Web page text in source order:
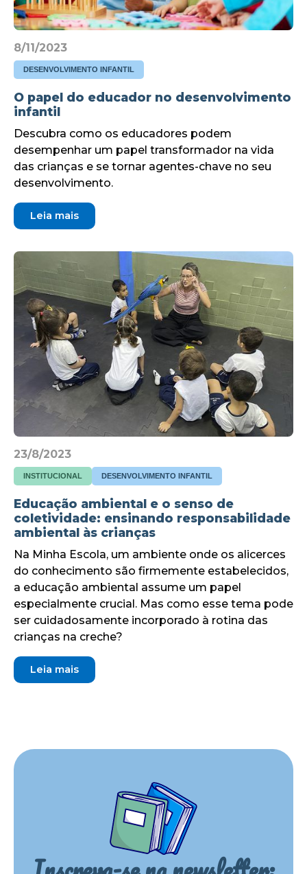
8/11/2023
DESENVOLVIMENTO INFANTIL
O papel do educador no desenvolvimento
infantil
Descubra como os educadores podem
desempenhar um papel transformador na vida
das crianças e se tornar agentes-chave no seu
desenvolvimento.
Leia mais
23/8/2023
INSTITUCIONAL DESENVOLVIMENTO INFANTIL
Educação ambiental e o senso de
coletividade: ensinando responsabilidade
ambiental às crianças
Na Minha Escola, um ambiente onde os alicerces
do conhecimento são firmemente estabelecidos,
a educação ambiental assume um papel
especialmente crucial. Mas como esse tema pode
ser cuidadosamente incorporado à rotina das
crianças na creche?
Leia mais